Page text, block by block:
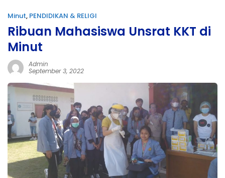
Minut, PENDIDIKAN & RELIGI
Ribuan Mahasiswa Unsrat KKT di
Minut
Admin
September 3, 2022